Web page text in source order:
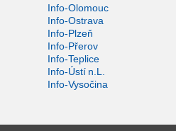
Info-Olomouc
Info-Ostrava
Info-Plzeň
Info-Přerov
Info-Teplice
Info-Ústí n.L.
Info-Vysočina